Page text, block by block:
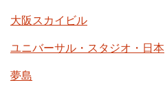
大阪スカイビル
ユニバーサル・スタジオ・日本
夢島